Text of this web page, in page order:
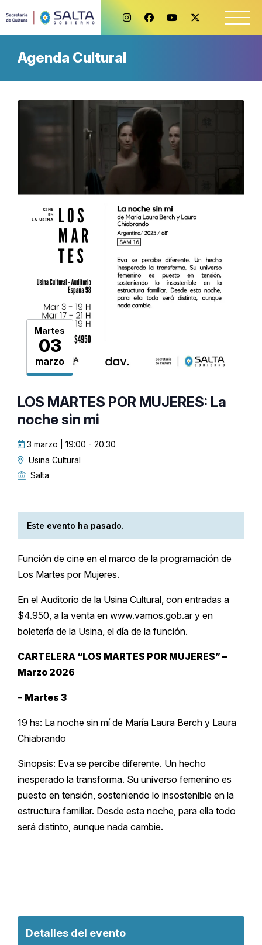
Agenda Cultural
Martes
03
marzo
LOS MARTES POR MUJERES: La
noche sin mi
3 marzo | 19:00 - 20:30
Usina Cultural
Salta
Este evento ha pasado.
Función de cine en el marco de la programación de
Los Martes por Mujeres.
En el Auditorio de la Usina Cultural, con entradas a
$4.950, a la venta en www.vamos.gob.ar y en
boletería de la Usina, el día de la función.
CARTELERA “LOS MARTES POR MUJERES” –
Marzo 2026
– Martes 3
19 hs: La noche sin mí de María Laura Berch y Laura
Chiabrando
Sinopsis: Eva se percibe diferente. Un hecho
inesperado la transforma. Su universo femenino es
puesto en tensión, sosteniendo lo insostenible en la
estructura familiar. Desde esta noche, para ella todo
será distinto, aunque nada cambie.
Detalles del evento